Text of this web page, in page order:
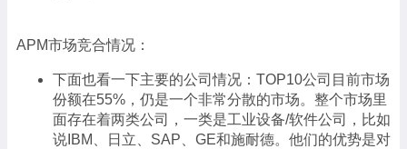
APM市场竞合情况：
下面也看一下主要的公司情况：TOP10公司目前市场
份额在55%，仍是一个非常分散的市场。整个市场里
面存在着两类公司，一类是工业设备/软件公司，比如
说IBM、日立、SAP、GE和施耐德。他们的优势是对